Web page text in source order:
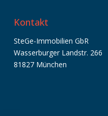
Kontakt
SteGe-Immobilien GbR
Wasserburger Landstr. 266
81827 München
Kundenbewertungen und
SteGe-Immobilien GbR